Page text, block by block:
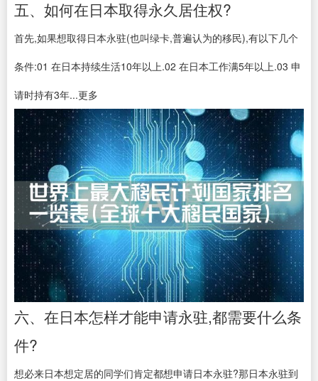
五、如何在日本取得永久居住权?
首先,如果想取得日本永驻(也叫绿卡,普遍认为的移民),有以下几个
条件:01 在日本持续生活10年以上.02 在日本工作满5年以上.03 申
请时持有3年...更多
六、在日本怎样才能申请永驻,都需要什么条
件?
想必来日本想定居的同学们肯定都想申请日本永驻?那日本永驻到